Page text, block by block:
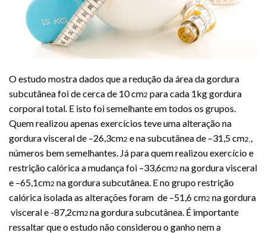
O estudo mostra dados que a redução da área da gordura
subcutânea foi de cerca de 10 cm2 para cada 1kg gordura
corporal total. E isto foi semelhante em todos os grupos.
Quem realizou apenas exercícios teve uma alteração na
gordura visceral de –26,3cm2 e na subcutânea de –31,5 cm2, ,
números bem semelhantes. Já para quem realizou exercício e
restrição calórica a mudança foi –33,6cm2 na gordura visceral
e –65,1cm2 na gordura subcutânea. E no grupo restrição
calórica isolada as alterações foram de –51,6 cm2 na gordura
visceral e -87,2cm2 na gordura subcutânea. É importante
ressaltar que o estudo não considerou o ganho nem a